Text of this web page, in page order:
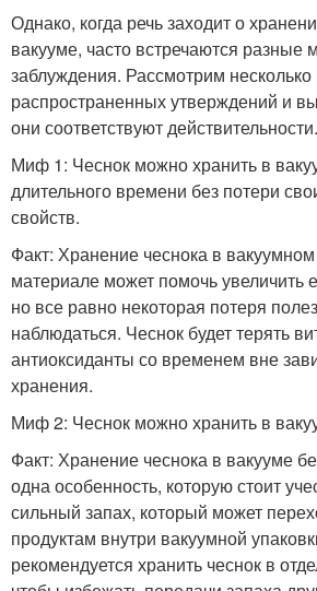
Однако, когда речь заходит о
вакууме, часто встречаются разные
заблуждения. Рассмотрим
распространенных утверждений и
они соответствуют действительности.
Миф 1: Чеснок можно хранить в
длительного времени без потери
свойств.
Факт: Хранение чеснока в
материале может помочь увеличить
но все равно некоторая потеря
наблюдаться. Чеснок будет терять
антиоксиданты со временем вне
хранения.
Миф 2: Чеснок можно хранить в
Факт: Хранение чеснока в вакууме
одна особенность, которую стоит
сильный запах, который может
продуктам внутри вакуумной
рекомендуется хранить чеснок в